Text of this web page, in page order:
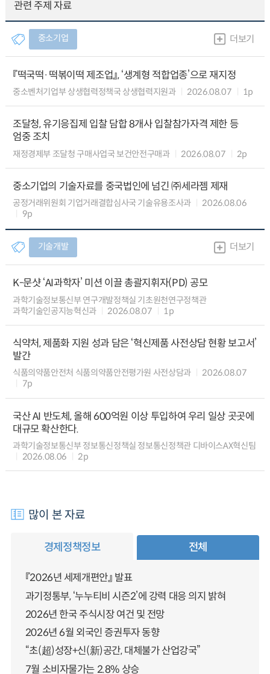
관련 주제 자료
중소기업 더보기
『떡국떡·떡볶이떡 제조업』, ‘생계형 적합업종’으로 재지정
중소벤처기업부 상생협력정책국 상생협력지원과 2026.08.07 1p
조달청, 유기응집제 입찰 담합 8개사 입찰참가자격 제한 등
엄중 조치
재정경제부 조달청 구매사업국 보건안전구매과 2026.08.07 2p
중소기업의 기술자료를 중국법인에 넘긴 ㈜세라젬 제재
공정거래위원회 기업거래결합심사국 기술유용조사과
2026.08.06
9p
기술개발 더보기
K-문샷 ‘AI과학자’ 미션 이끌 총괄지휘자(PD) 공모
과학기술정보통신부 연구개발정책실 기초원천연구정책관
과학기술인공지능혁신과
2026.08.07 1p
식약처, 제품화 지원 성과 담은 ‘혁신제품 사전상담 현황 보고서’
발간
식품의약품안전처 식품의약품안전평가원 사전상담과
2026.08.07
7p
국산 AI 반도체, 올해 600억원 이상 투입하여 우리 일상 곳곳에
대규모 확산한다.
과학기술정보통신부 정보통신정책실 정보통신정책관 디바이스AX혁신팀
2026.08.06
2p
많이 본 자료
경제정책정보 전체
『2026년 세제개편안』 발표
과기정통부, ‘누누티비 시즌2’에 강력 대응 의지 밝혀
2026년 한국 주식시장 여건 및 전망
2026년 6월 외국인 증권투자 동향
“초(超)성장+신(新)공간, 대체불가 산업강국”
7월 소비자물가는 2.8% 상승